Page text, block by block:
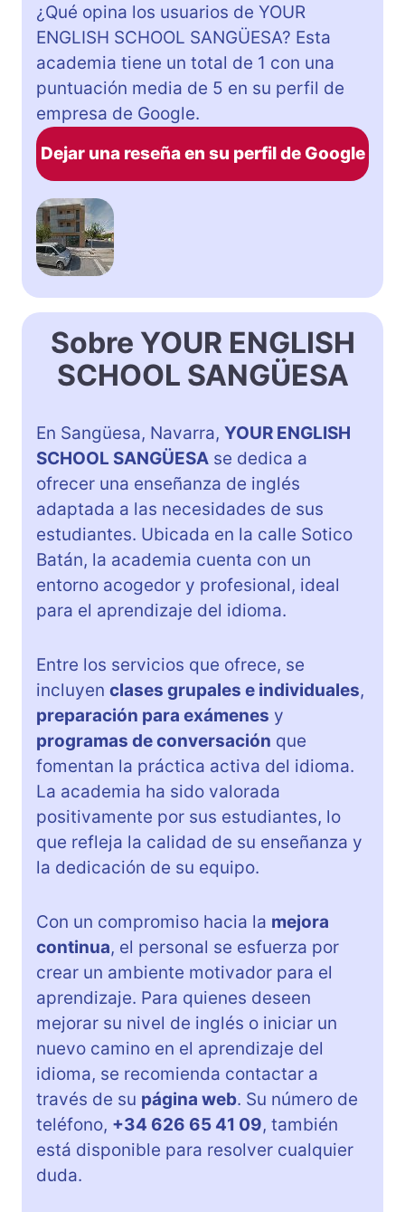
¿Qué opina los usuarios de YOUR
ENGLISH SCHOOL SANGÜESA? Esta
academia tiene un total de 1 con una
puntuación media de 5 en su perfil de
empresa de Google.
Dejar una reseña en su perfil de Google
Sobre YOUR ENGLISH
SCHOOL SANGÜESA
En Sangüesa, Navarra, YOUR ENGLISH
SCHOOL SANGÜESA se dedica a
ofrecer una enseñanza de inglés
adaptada a las necesidades de sus
estudiantes. Ubicada en la calle Sotico
Batán, la academia cuenta con un
entorno acogedor y profesional, ideal
para el aprendizaje del idioma.
Entre los servicios que ofrece, se
incluyen clases grupales e individuales,
preparación para exámenes y
programas de conversación que
fomentan la práctica activa del idioma.
La academia ha sido valorada
positivamente por sus estudiantes, lo
que refleja la calidad de su enseñanza y
la dedicación de su equipo.
Con un compromiso hacia la mejora
continua, el personal se esfuerza por
crear un ambiente motivador para el
aprendizaje. Para quienes deseen
mejorar su nivel de inglés o iniciar un
nuevo camino en el aprendizaje del
idioma, se recomienda contactar a
través de su página web. Su número de
teléfono, +34 626 65 41 09, también
está disponible para resolver cualquier
duda.